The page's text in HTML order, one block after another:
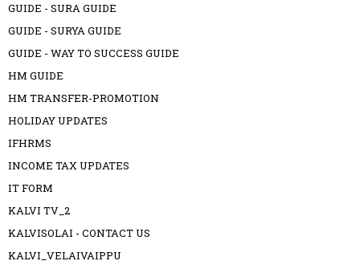
GUIDE - SURA GUIDE
GUIDE - SURYA GUIDE
GUIDE - WAY TO SUCCESS GUIDE
HM GUIDE
HM TRANSFER-PROMOTION
HOLIDAY UPDATES
IFHRMS
INCOME TAX UPDATES
IT FORM
KALVI TV_2
KALVISOLAI - CONTACT US
KALVI_VELAIVAIPPU